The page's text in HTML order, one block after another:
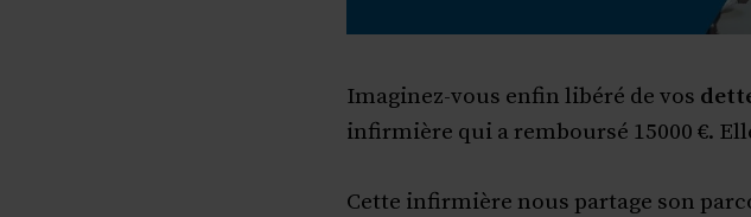
Imaginez-vous enfin libéré de vos
infirmière qui a remboursé 15000 €.
Cette infirmière nous partage son